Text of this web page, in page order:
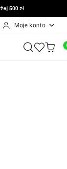
500 zł
Moje konto